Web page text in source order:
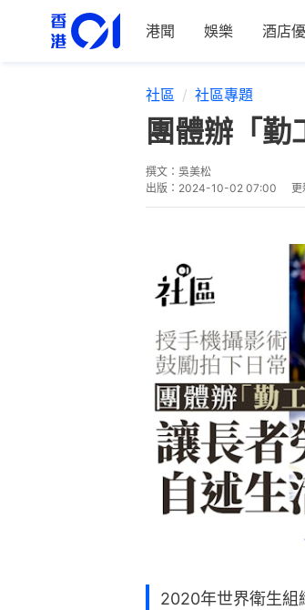
港聞 娛樂 酒店
社區 社區專題
團體辦「
撰文： 吳美松
出版： 2024-10-02 07:00 更
2020年世界衛生組